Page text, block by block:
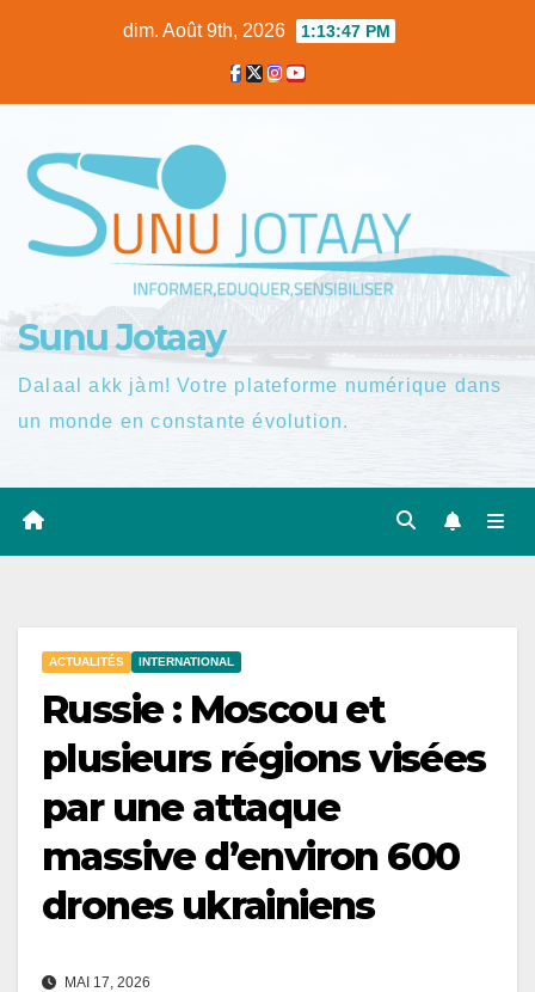
dim. Août 9th, 2026 1:13:48 PM
Sunu Jotaay
Dalaal akk jàm! Votre plateforme numérique dans
un monde en constante évolution.
ACTUALITÉS INTERNATIONAL
Russie : Moscou et
plusieurs régions visées
par une attaque
massive d’environ 600
drones ukrainiens
MAI 17, 2026